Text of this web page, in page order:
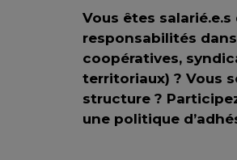
Vous êtes salarié.e.s
responsabilités
coopératives,
territoriaux) ? Vous
structure ?
une politique